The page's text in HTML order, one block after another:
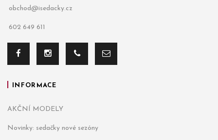
obchod@isedacky.cz
602 649 611
INFORMACE
AKČNÍ MODELY
Novinky: sedačky nové sezóny